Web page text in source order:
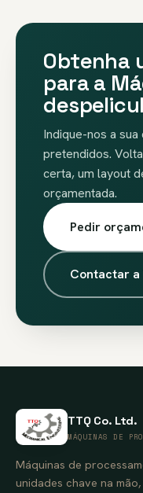
Obtenha
para a
Indique-nos a
pretendidos.
certa, um layout
orçamentada.
Pedir
Contactar a
TTQ Co. Ltd.
MÁQUINAS DE
Máquinas de
unidades chave na